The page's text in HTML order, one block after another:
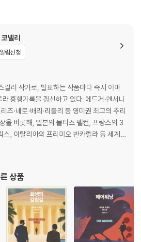
넬리
림신청
릴러 작가로, 발표하는 작품마다 즉시 아마
흥행기록을 갱신하고 있다. 에드거·앤서니
즈·네로·배리·리들리 등 영미권 최고의 추리
을 비롯해, 일본의 몰티즈 팰컨, 프랑스의 3
스, 이탈리아의 프리미오 반카렐라 등 세계
품성도 인정받았다. 1956년 미국 필
로리다 대학교에서 저널리즘을 전공했으며,
스]와 [썬-센티넬]로
상품